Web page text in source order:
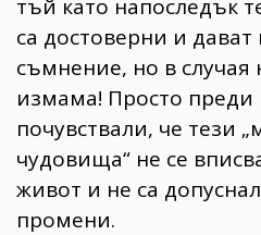
тъй като напоследък
са достоверни и дават
съмнение, но в
измама! Просто преди
почувствали, че тези
чудовища“ не се
живот и не са
промени.